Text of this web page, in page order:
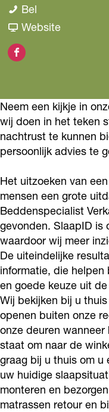
n
s
p
e
a
l
i
s
V
e
r
k
d
e
r
d
n
s
e
a
l
i
t
V
e
r
a
a
d
d
e
n
p
c
i
a
l
s
t
V
e
k
Bel
e
n
p
e
i
l
i
s
t
V
e
r
k
a
d
e
Websitev
e
d
d
e
s
p
e
c
i
a
l
i
s
t
V
e
r
F
c
e
b
o
k
B
e
d
d
e
n
s
p
e
c
i
a
Neem een kijkje in
wij doen in het teken
nachtrust te kunnen
persoonlijk advies te
Het uitzoeken van
mensen een grote
Beddenspecialist
gevonden. SlaapID is
waardoor wij meer
De uiteindelijke
informatie, die
en goede keuze uit
Wij bekijken bij u
openen buiten onze
onze deuren
staat om naar de
graag bij u thuis om u
uw huidige
monteren en
matrassen retour en